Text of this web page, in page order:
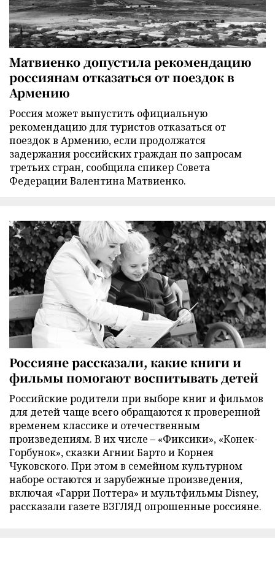
Матвиенко допустила рекомендацию
россиянам отказаться от поездок в
Армению
Россия может выпустить официальную
рекомендацию для туристов отказаться от
поездок в Армению, если продолжатся
задержания российских граждан по запросам
третьих стран, сообщила спикер Совета
Федерации Валентина Матвиенко.
Россияне рассказали, какие книги и
фильмы помогают воспитывать детей
Российские родители при выборе книг и фильмов
для детей чаще всего обращаются к проверенной
временем классике и отечественным
произведениям. В их числе – «Фиксики», «Конек-
Горбунок», сказки Агнии Барто и Корнея
Чуковского. При этом в семейном культурном
наборе остаются и зарубежные произведения,
включая «Гарри Поттера» и мультфильмы Disney,
рассказали газете ВЗГЛЯД опрошенные россияне.